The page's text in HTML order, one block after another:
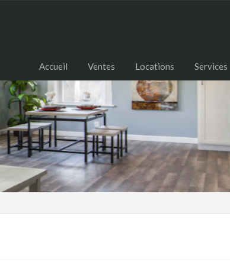
Accueil Ventes Locations Services